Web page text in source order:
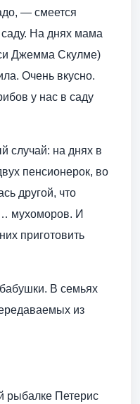
— смеется
На днях мама
Джемма Скулме)
Очень вкусно.
у нас в саду
случай: на днях в
пенсионерок, во
другой, что
мухоморов. И
приготовить
В семьях
из
рыбалке Петерис